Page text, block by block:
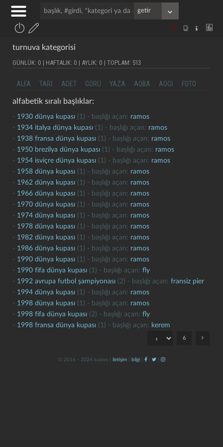
turnuva kategorisi
GÜNLÜK: 0 | HAFTALIK: 0 | AYLIK: 0 | TOPLAM: 513
ALFA TARI ADET GÖRÜ YAZA AOBA AOGI FOTO
alfabetik sıralı başlıklar:
- 1930 dünya kupası (1) - başlığı açan: ramos
- 1934 italya dünya kupası (1) - başlığı açan: ramos
- 1938 fransa dünya kupası (1) - başlığı açan: ramos
- 1950 brezilya dünya kupası (1) - başlığı açan: ramos
- 1954 isviçre dünya kupası (1) - başlığı açan: ramos
- 1958 dünya kupası (1) - başlığı açan: ramos
- 1962 dünya kupası (1) - başlığı açan: ramos
- 1966 dünya kupası (1) - başlığı açan: ramos
- 1970 dünya kupası (1) - başlığı açan: ramos
- 1974 dünya kupası (1) - başlığı açan: ramos
- 1978 dünya kupası (1) - başlığı açan: ramos
- 1982 dünya kupası (1) - başlığı açan: ramos
- 1986 dünya kupası (1) - başlığı açan: ramos
- 1990 dünya kupası (1) - başlığı açan: ramos
- 1990 fifa dünya kupası (1) - başlığı açan: fly
- 1992 avrupa futbol şampiyonası (2) - başlığı açan: fransiz pier
- 1994 dünya kupası (1) - başlığı açan: ramos
- 1998 dünya kupası (1) - başlığı açan: ramos
- 1998 fifa dünya kupası (2) - başlığı açan: fly
- 1998 fransa dünya kupası (1) - başlığı açan: kerem
6
© 2016 - 2024 kulzos | iletişim| bilgi| | |